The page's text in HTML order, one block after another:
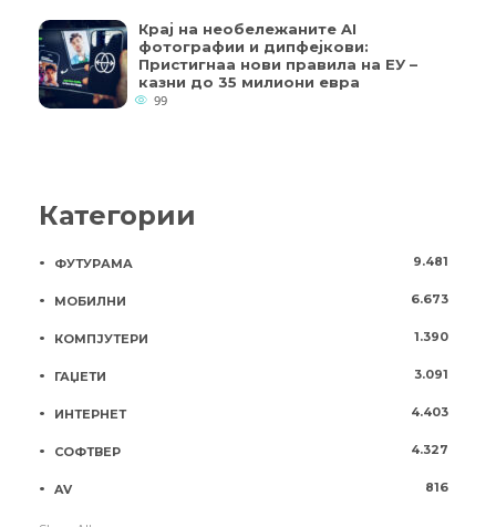
Крај на необележаните AI
фотографии и дипфејкови:
Пристигнаа нови правила на ЕУ –
казни до 35 милиони евра
99
Категории
ФУТУРАМА 9.481
МОБИЛНИ 6.673
КОМПЈУТЕРИ 1.390
ГАЏЕТИ 3.091
ИНТЕРНЕТ 4.403
СОФТВЕР 4.327
AV 816